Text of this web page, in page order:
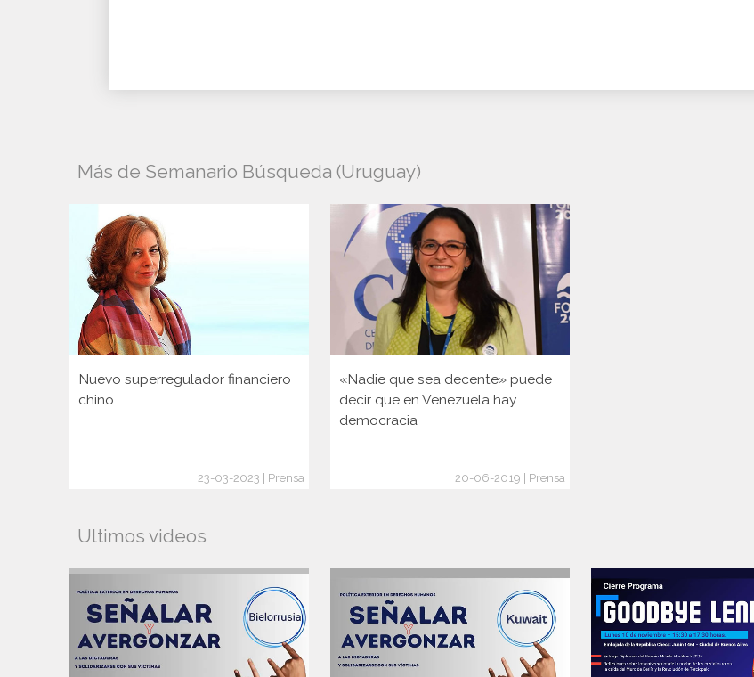
Más de Semanario Búsqueda (Uruguay)
Nuevo superregulador financiero
chino
23-03-2023 | Prensa
«Nadie que sea decente» puede
decir que en Venezuela hay
democracia
20-06-2019 | Prensa
Ultimos videos